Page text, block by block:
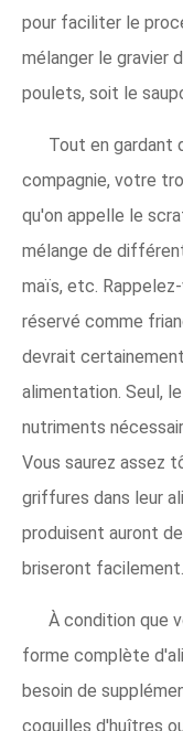
pour faciliter le
mélanger le gravier
poulets, soit le
Tout en gardant
compagnie, votre
qu'on appelle le
mélange de
maïs, etc.
réservé comme
devrait
alimentation. Seul,
nutriments
Vous saurez assez
griffures dans leur
produisent auront
briseront facilement.
À condition que
forme complète
besoin de
coquilles d'huîtres